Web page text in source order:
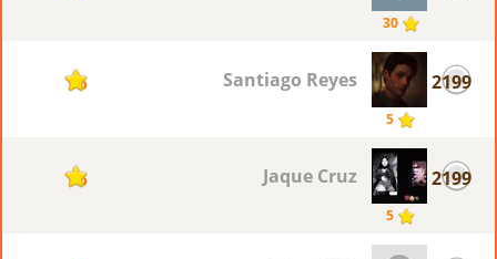
30
2199
5
Santiago Reyes
5
2199
5
Jaque Cruz
5